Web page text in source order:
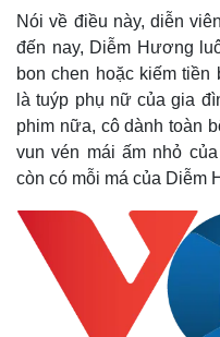
Kinh tế
Bất động sản
Khởi nghiệp
Nói về điều này, diễn
đến nay, Diễm Hương
bon chen hoặc kiếm
là tuýp phụ nữ của gia
phim nữa, cô dành toàn
vun vén mái ấm nhỏ
còn có mỗi má của Diễm